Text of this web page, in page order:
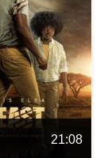
21:08